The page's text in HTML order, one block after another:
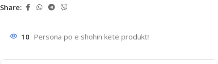
Share:
10 Persona po e shohin këtë produkt!